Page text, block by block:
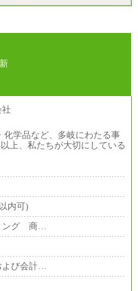
新
学品など、多岐にわたる事
上、私たちが大切にしている
内可)
ング 商…
よび会計…